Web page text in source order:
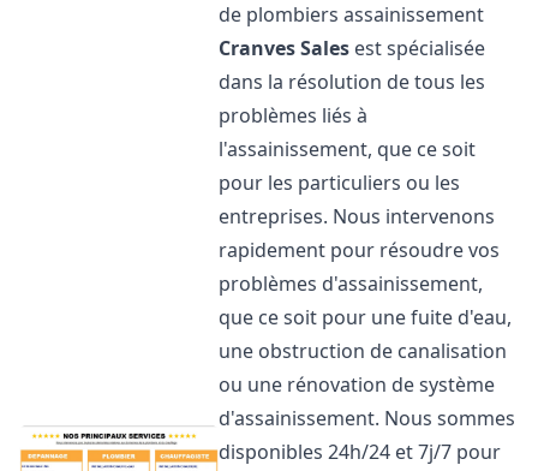
de plombiers assainissement
Cranves Sales est spécialisée
dans la résolution de tous les
problèmes liés à
l'assainissement, que ce soit
pour les particuliers ou les
entreprises. Nous intervenons
rapidement pour résoudre vos
problèmes d'assainissement,
que ce soit pour une fuite d'eau,
une obstruction de canalisation
ou une rénovation de système
d'assainissement. Nous sommes
disponibles 24h/24 et 7j/7 pour